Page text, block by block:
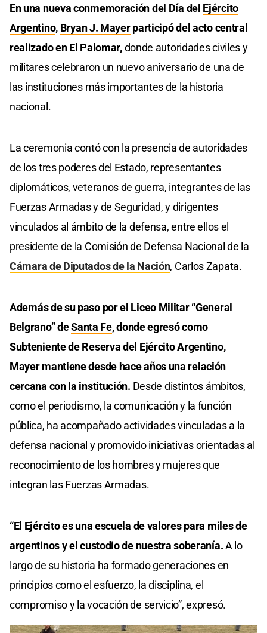
En una nueva conmemoración del Día del Ejército
Argentino, Bryan J. Mayerparticipó del acto central
realizado en El Palomar,donde autoridades civiles y
militares celebraron un nuevo aniversario de una de
las instituciones más importantes de la historia
nacional.
La ceremonia contó con la presencia de autoridades
de los tres poderes del Estado, representantes
diplomáticos, veteranos de guerra, integrantes de las
Fuerzas Armadas y de Seguridad, y dirigentes
vinculados al ámbito de la defensa, entre ellos el
presidente de la Comisión de Defensa Nacional de la
Cámara de Diputados de la Nación, Carlos Zapata.
Además de su paso por el Liceo Militar “General
Belgrano” deSanta Fe, donde egresó como
Subteniente de Reserva del Ejército Argentino,
Mayer mantiene desde hace años una relación
cercana con la institución. Desde distintos ámbitos,
como el periodismo, la comunicación y la función
pública, ha acompañado actividades vinculadas a la
defensa nacional y promovido iniciativas orientadas al
reconocimiento de los hombres y mujeres que
integran las Fuerzas Armadas.
“El Ejército es una escuela de valores para miles de
argentinos y el custodio de nuestra soberanía.A lo
largo de su historia ha formado generaciones en
principios como el esfuerzo, la disciplina, el
compromiso y la vocación de servicio”, expresó.